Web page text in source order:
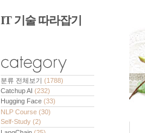
IT 기술 따라잡기
분류 전체보기 (1788)
Catchup AI (232)
Hugging Face (33)
NLP Course (30)
Self-Study (2)